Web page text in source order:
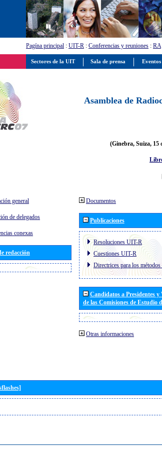
Pagína principal : UIT-R : Conferencias y reuniones : RA
Asamblea de
(Ginebra, Suiza, 15
general
de delegados
conexas
redacción
Documentos
Publicaciones
Resoluciones UIT-R
Cuestiones UIT-R
Directrices para los métodos
Candidatos a Presidentes y
de las Comisiones de
Otras informaciones
Sectores de la UIT Sala de prensa Eventos